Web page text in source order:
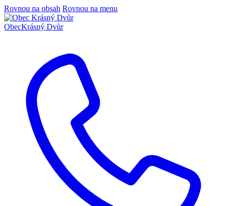
Rovnou na obsah Rovnou na menu
ObecKrásný Dvůr